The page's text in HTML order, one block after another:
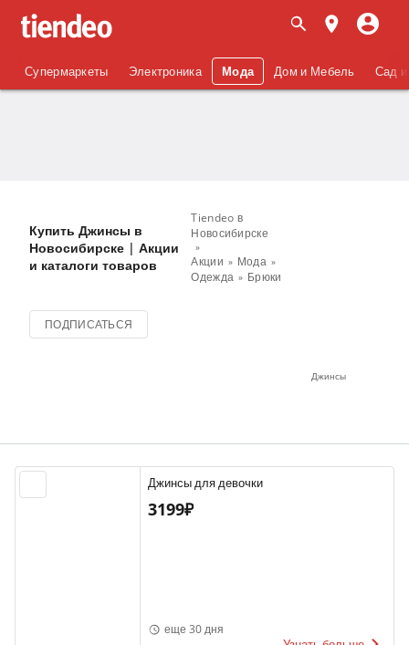
Супермаркеты Электроника Мода Дом и Мебель Сад
Джинсы
Tiendeo в
Новосибирске
Акции
Мода
Одежда
Брюки
Купить Джинсы в
Новосибирске | Акции
и каталоги товаров
ПОДПИСАТЬСЯ
Джинсы для девочки
3199₽
еще 30 дня